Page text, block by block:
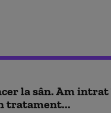
la sân. Am intrat
tratament...